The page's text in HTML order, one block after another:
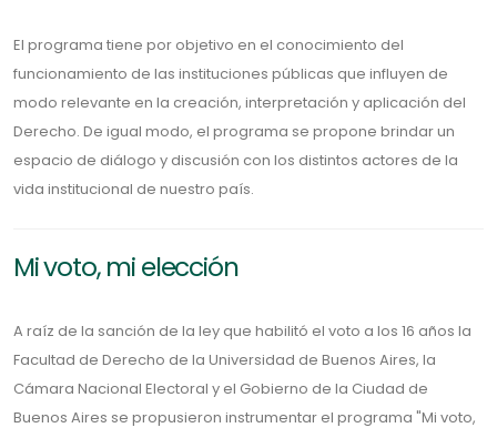
El programa tiene por objetivo en el conocimiento del
funcionamiento de las instituciones públicas que influyen de
modo relevante en la creación, interpretación y aplicación del
Derecho. De igual modo, el programa se propone brindar un
espacio de diálogo y discusión con los distintos actores de la
vida institucional de nuestro país.
Mi voto, mi elección
A raíz de la sanción de la ley que habilitó el voto a los 16 años la
Facultad de Derecho de la Universidad de Buenos Aires, la
Cámara Nacional Electoral y el Gobierno de la Ciudad de
Buenos Aires se propusieron instrumentar el programa "Mi voto,